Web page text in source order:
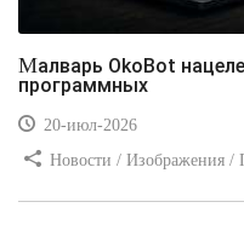
Малварь OkoBot нацелена на владельцев
программных
20-июл-2026
Новости / Изображения /